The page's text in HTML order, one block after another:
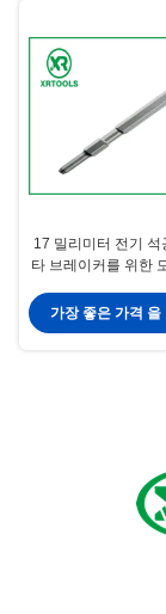
17 밀리미터 전기 석
타 브레이커를 위한
가장 좋은 가격 을